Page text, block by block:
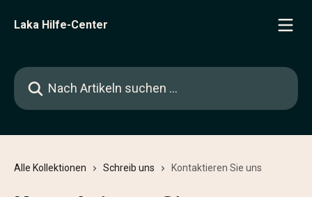
Laka Hilfe-Center
Nach Artikeln suchen …
Alle Kollektionen Schreib uns Kontaktieren Sie uns